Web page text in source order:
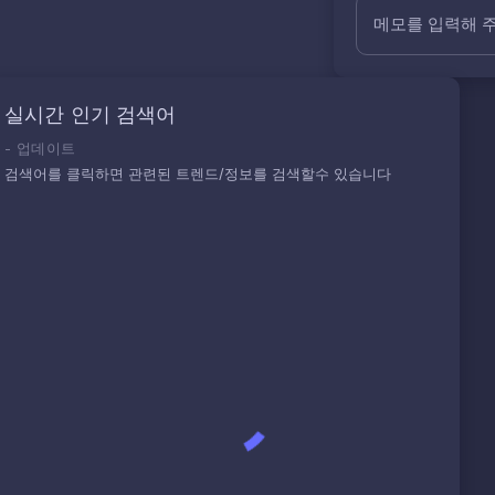
메모를 입력해
실시간 인기 검색어
- 업데이트
검색어를 클릭하면 관련된 트렌드/정보를 검색할수 있습니다